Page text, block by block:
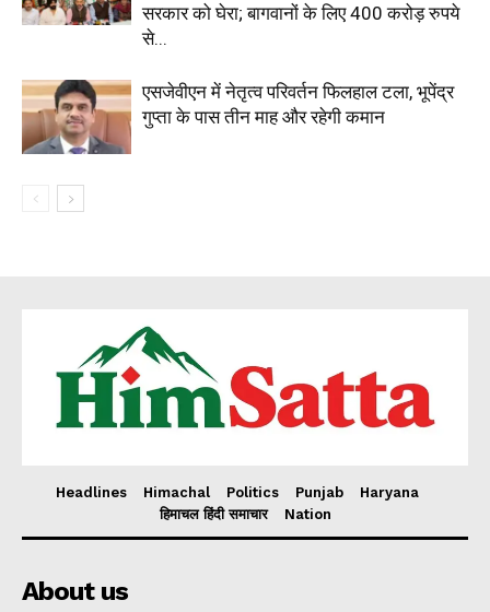
सरकार को घेरा; बागवानों के लिए 400 करोड़ रुपये
से...
एसजेवीएन में नेतृत्व परिवर्तन फिलहाल टला, भूपेंद्र
गुप्ता के पास तीन माह और रहेगी कमान
Headlines Himachal Politics Punjab
Haryana
हिमाचल हिंदी समाचार
Nation
About us